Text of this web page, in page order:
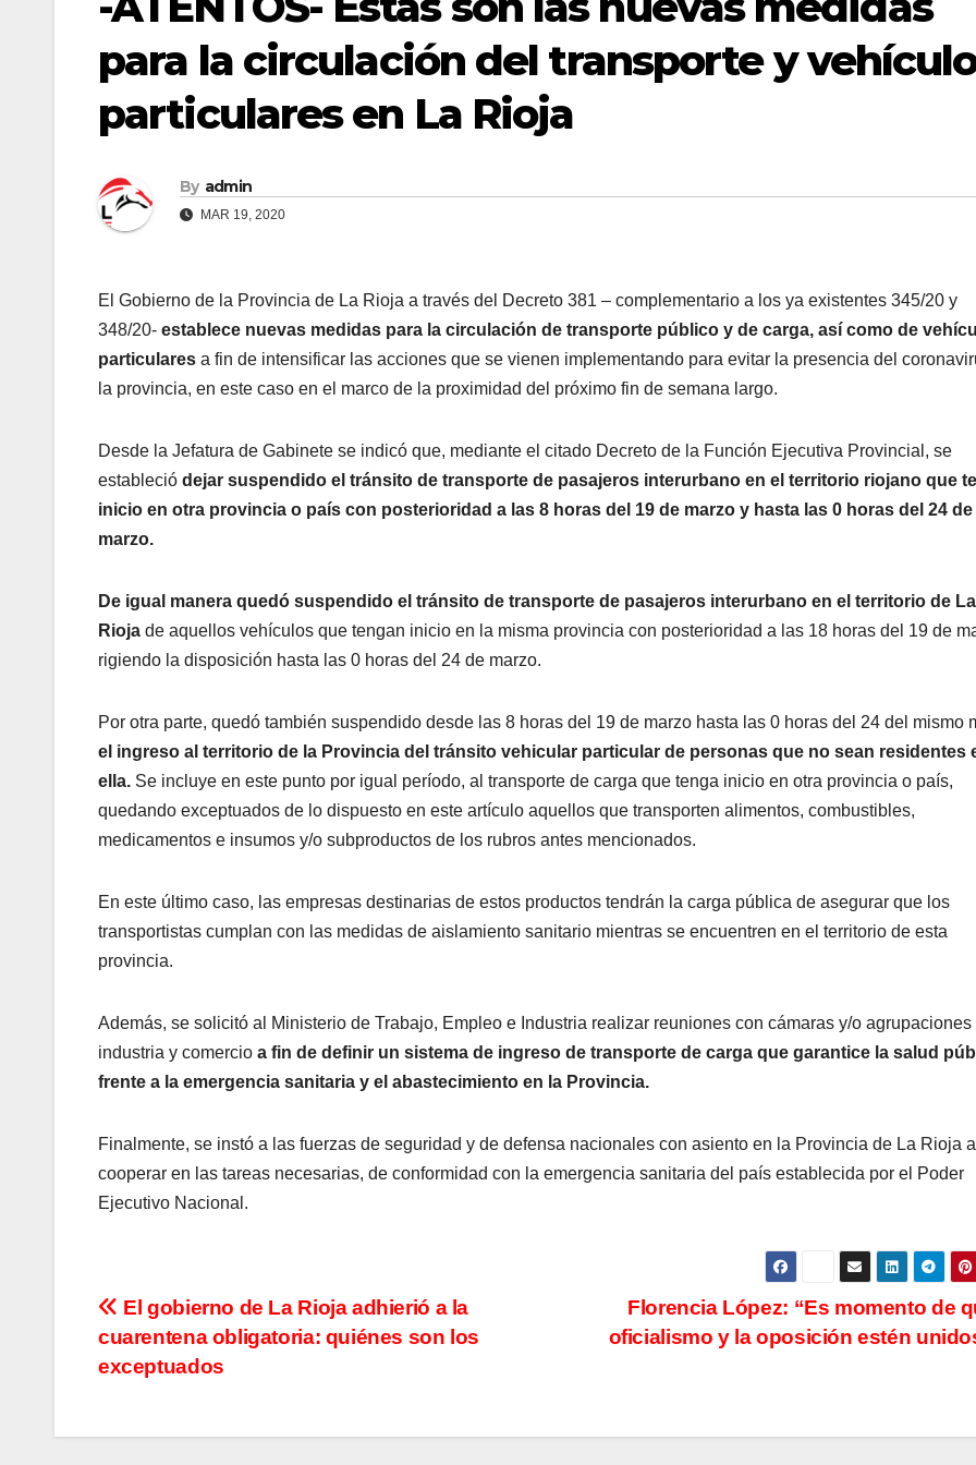
para la circulación del transporte y
particulares en La Rioja
By admin
MAR 19, 2020
El Gobierno de la Provincia de La Rioja a través del Decreto 381 – complementario a los ya existentes 345/20 y
348/20- establece nuevas medidas para la circulación de transporte público y de carga, así como de
particulares a fin de intensificar las acciones que se vienen implementando para evitar la presencia del
la provincia, en este caso en el marco de la proximidad del próximo fin de semana largo.
Desde la Jefatura de Gabinete se indicó que, mediante el citado Decreto de la Función Ejecutiva Provincial, se
estableció dejar suspendido el tránsito de transporte de pasajeros interurbano en el territorio riojano que
inicio en otra provincia o país con posterioridad a las 8 horas del 19 de marzo y hasta las 0 horas del 24 de
marzo.
De igual manera quedó suspendido el tránsito de transporte de pasajeros interurbano en el territorio de La
Rioja de aquellos vehículos que tengan inicio en la misma provincia con posterioridad a las 18 horas del 19 de
rigiendo la disposición hasta las 0 horas del 24 de marzo.
Por otra parte, quedó también suspendido desde las 8 horas del 19 de marzo hasta las 0 horas del 24 del mismo
el ingreso al territorio de la Provincia del tránsito vehicular particular de personas que no sean residentes
ella. Se incluye en este punto por igual período, al transporte de carga que tenga inicio en otra provincia o país,
quedando exceptuados de lo dispuesto en este artículo aquellos que transporten alimentos, combustibles,
medicamentos e insumos y/o subproductos de los rubros antes mencionados.
En este último caso, las empresas destinarias de estos productos tendrán la carga pública de asegurar que los
transportistas cumplan con las medidas de aislamiento sanitario mientras se encuentren en el territorio de esta
provincia.
Además, se solicitó al Ministerio de Trabajo, Empleo e Industria realizar reuniones con cámaras y/o agrupaciones
industria y comercio a fin de definir un sistema de ingreso de transporte de carga que garantice la salud
frente a la emergencia sanitaria y el abastecimiento en la Provincia.
Finalmente, se instó a las fuerzas de seguridad y de defensa nacionales con asiento en la Provincia de La Rioja a
cooperar en las tareas necesarias, de conformidad con la emergencia sanitaria del país establecida por el Poder
Ejecutivo Nacional.
N
a
e
Florencia López: “Es momento de
oficialismo y la oposición estén
El gobierno de La Rioja adhierió a la
cuarentena obligatoria: quiénes son los
exceptuados